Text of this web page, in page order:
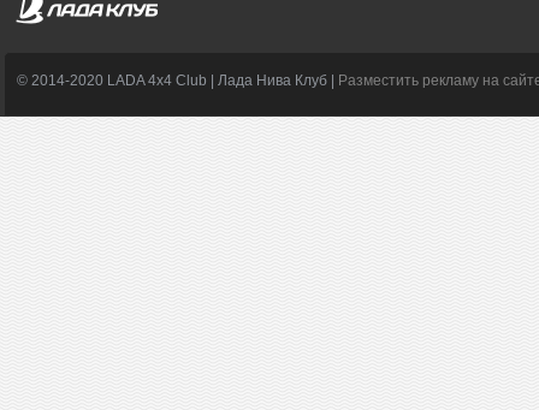
© 2014-2020 LADA 4x4 Club | Лада Нива Клуб | Разместить рекламу на